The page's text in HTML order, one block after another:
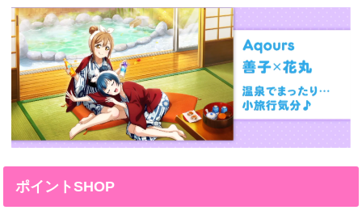
ポイントSHOP